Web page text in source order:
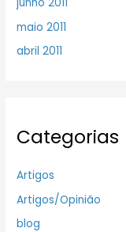
junho 2011
maio 2011
abril 2011
Categorias
Artigos
Artigos/Opinião
blog